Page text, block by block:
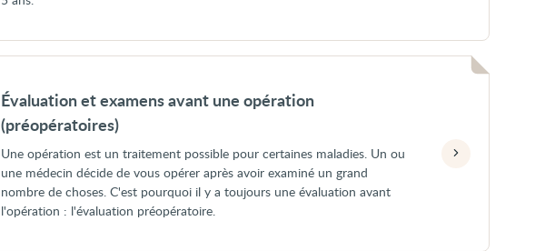
Évaluation et examens avant une opération
(préopératoires)
Une opération est un traitement possible pour certaines maladies. Un ou
une médecin décide de vous opérer après avoir examiné un grand
nombre de choses. C'est pourquoi il y a toujours une évaluation avant
l'opération : l'évaluation préopératoire.